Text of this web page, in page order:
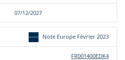
07/12/2027
Note Europe Février 2023
FR001400EDK4